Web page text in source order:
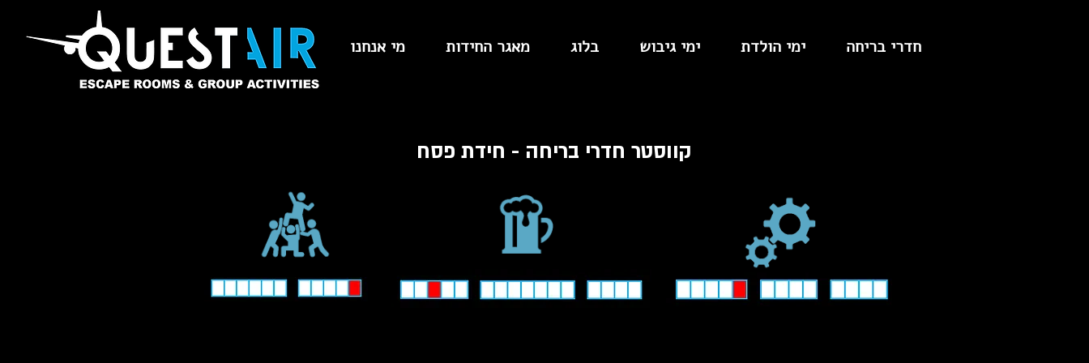
questair קווסטר חדר בריחה אסקייפ רום escape room המטוס חדרי בריחה ימי הולדת ימי גיבוש בלוג מאגר החידות מי אנחנו
קווסטר חדרי בריחה - חידת פסח